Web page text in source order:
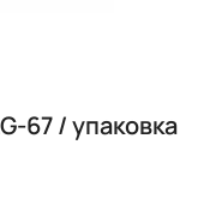
67 / упаковка